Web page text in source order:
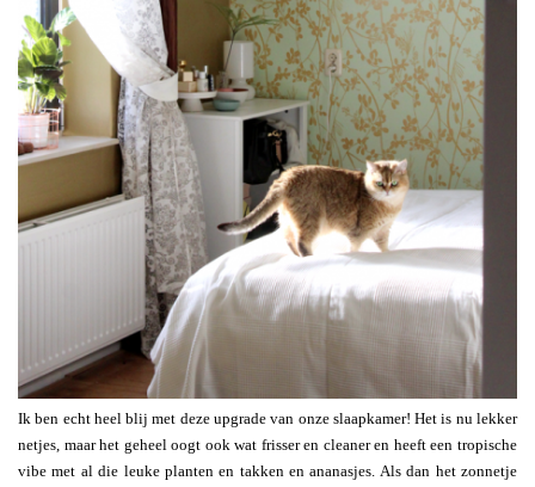
Ik ben echt heel blij met deze upgrade van onze slaapkamer! Het is nu lekker
netjes, maar het geheel oogt ook wat frisser en cleaner en heeft een tropische
vibe met al die leuke planten en takken en ananasjes. Als dan het zonnetje